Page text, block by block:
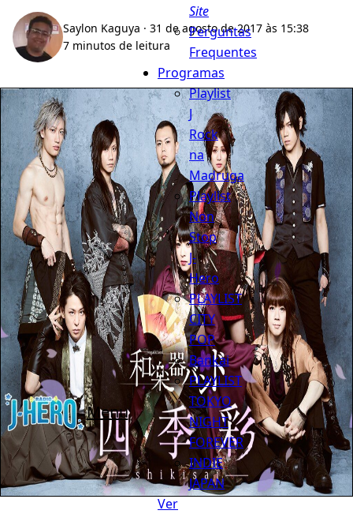
Menu
Site
Perguntas
Frequentes
Programas
Playlist
J
Rock
na
Madruga
Playlist
Non
Stop
J-
Hero
PLAYLIST
CITY
POP
Bankai
PLAYLIST
TOKYO
NIGHT
FOREVER
INDIE
JAPAN
Ver
Saylon Kaguya · 31 de agosto de 2017 às 15:38
7 minutos de leitura